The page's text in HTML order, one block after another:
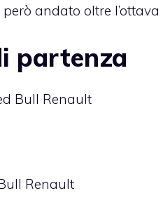
andato oltre
partenza
Bull Renault
Renault